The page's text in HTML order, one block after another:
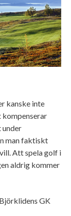
kanske inte
kompenserar
under
man faktiskt
Att spela golf i
aldrig kommer